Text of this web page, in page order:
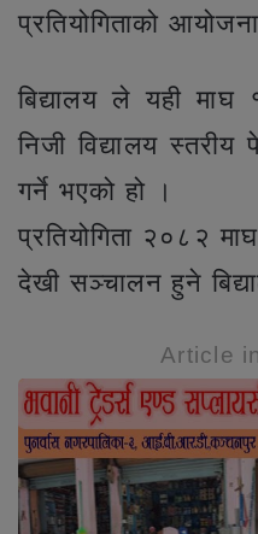
प्रतियोगिताको
बिद्यालय ले यही
निजी विद्यालय
गर्ने भएको हो ।
प्रतियोगिता २०८२
देखी सञ्चालन हुने
Article